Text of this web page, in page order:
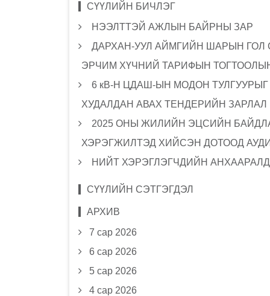
СҮҮЛИЙН БИЧЛЭГ
НЭЭЛТТЭЙ АЖЛЫН БАЙРНЫ ЗАР
ДАРХАН-УУЛ АЙМГИЙН ШАРЫН ГОЛ
ЭРЧИМ ХҮЧНИЙ ТАРИФЫН
6 кВ-Н ЦДАШ-ЫН МОДОН
ХУДАЛДАН АВАХ ТЕНДЕРИЙН ЗАРЛАЛ
2025 ОНЫ ЖИЛИЙН ЭЦСИЙН
ХЭРЭГЖИЛТЭД ХИЙСЭН ДОТООД
НИЙТ ХЭРЭГЛЭГЧДИЙН АНХААРАЛД
СҮҮЛИЙН СЭТГЭГДЭЛ
АРХИВ
7 сар 2026
6 сар 2026
5 сар 2026
4 сар 2026